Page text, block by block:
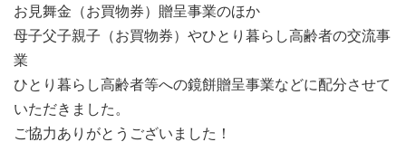
お見舞金（お買物券）贈呈事業のほか
母子父子親子（お買物券）やひとり暮らし高齢者の交流事
業
ひとり暮らし高齢者等への鏡餅贈呈事業などに配分させて
いただきました。
ご協力ありがとうございました！